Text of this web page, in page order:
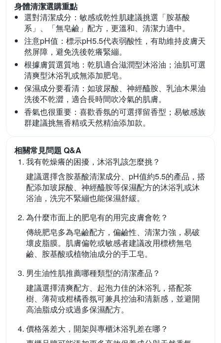
身體清潔選購重點
選對清潔成分： 敏感或乾性肌建議挑選「胺基酸
系」、「無皂鹼」配方，更溫和、清潔力適中。
注意pH值： 標示pH5.5代表弱酸性，有助維持皮膚天
然屏障，避免洗後乾癢緊繃。
根據膚質選質地： 乾肌適合滋潤型沐浴油；油肌可選
清爽型沐浴乳或無添加肥皂。
保濕成分要看清： 如玻尿酸、神經醯胺、乳油木果油
洗後不乾澀，適合長時間吹冷氣的肌膚。
香氣也很重要： 喜歡香氛的可選擇留香型；易敏感族
群建議挑無香精或天然精油添加款。
相關常見問題 Q&A
我有乾燥癢的困擾，沐浴乳該怎麼挑？
建議選擇含胺基酸清潔成分、pH值約5.5的產品，搭
配添加玻尿酸、神經醯胺等保濕配方的沐浴乳或沐
浴油，洗完不緊繃也能保濕舒緩。
為什麼市面上的肥皂有的用完皮膚會乾？
傳統肥皂多為皂鹼配方，偏鹼性、清潔力強，易破
壞皮脂膜。肌膚偏乾或敏感者建議改用標榜無皂
鹼、胺基酸或植物油成分的手工皂。
男生油性肌推薦哪種類型的清潔產品？
建議選擇清爽配方、起泡力佳的沐浴乳，搭配茶
樹、薄荷或柑橘香氛可兼具控油和清新感，並避開
高油脂成分或過多保濕配方。
價格落差大，開架與專櫃沐浴乳差在哪？